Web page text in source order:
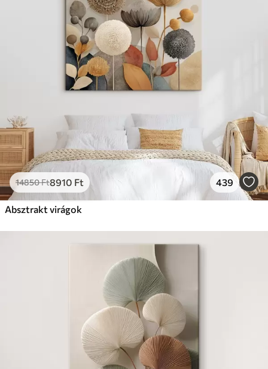
14850Ft8910 Ft 439
Absztrakt virágok